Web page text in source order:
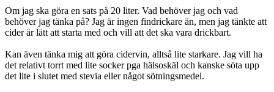
Om jag ska göra en sats på 20 liter. Vad behöver jag och vad
behöver jag tänka på? Jag är ingen findrickare än, men jag tänkte att
cider är lätt att starta med och vill att det ska vara drickbart.
Kan även tänka mig att göra cidervin, alltså lite starkare. Jag vill ha
det relativt torrt med lite socker pga hälsoskäl och kanske söta upp
det lite i slutet med stevia eller något sötningsmedel.